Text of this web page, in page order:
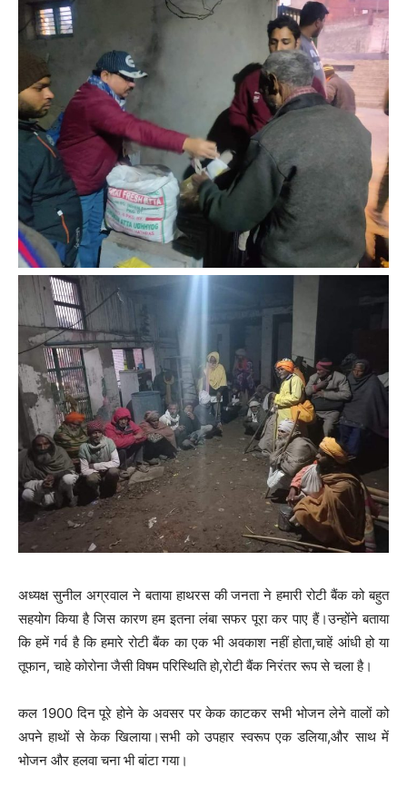
अध्यक्ष सुनील अग्रवाल ने बताया हाथरस की जनता ने हमारी रोटी बैंक को बहुत
सहयोग किया है जिस कारण हम इतना लंबा सफर पूरा कर पाए हैं।उन्होंने बताया
कि हमें गर्व है कि हमारे रोटी बैंक का एक भी अवकाश नहीं होता,चाहें आंधी हो या
तूफान, चाहे कोरोना जैसी विषम परिस्थिति हो,रोटी बैंक निरंतर रूप से चला है।
कल 1900 दिन पूरे होने के अवसर पर केक काटकर सभी भोजन लेने वालों को
अपने हाथों से केक खिलाया।सभी को उपहार स्वरूप एक डलिया,और साथ में
भोजन और हलवा चना भी बांटा गया।